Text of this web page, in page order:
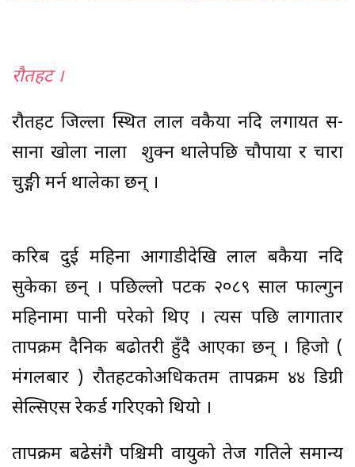
रौतहट ।
राैतहट जिल्ला स्थित लाल वकैया नदि लगायत स-
साना खाेला नाला शुक्न थालेपछि चाैपाया र चारा
चुरुङ्गी मर्न थालेका छन् ।
करिब दुई महिना आगाडीदेखि लाल बकैया नदि
सुकेका छन् । पछिल्लो पटक २०८९ साल फाल्गुन
महिनामा पानी परेकाे थिए । त्यस पछि लागातार
तापक्रम दैनिक बढोतरी हुँदै आएका छन् । हिजो (
मंगलबार ) राैतहटकोअधिकतम तापक्रम ४४ डिग्री
सेल्सिएस रेकर्ड गरिएको थियो ।
तापक्रम बढेसंगै पश्चिमी वायुको तेज गतिले समान्य